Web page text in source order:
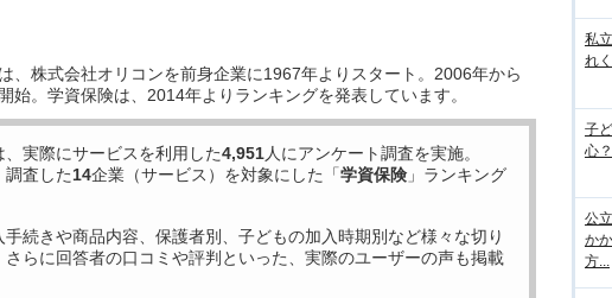
、株式会社オリコンを前身企業に1967年よりスタート。2006年から
始。学資保険は、2014年よりランキングを発表しています。
実際にサービスを利用した4,951人にアンケート調査を実施。
査した14企業（サービス）を対象にした「学資保険 」ランキング
続きや商品内容、保護者別、子どもの加入時期別など様々な切り
さらに回答者の口コミや評判といった、実際のユーザーの声も掲載
私
れ
子
心
公
か
方...